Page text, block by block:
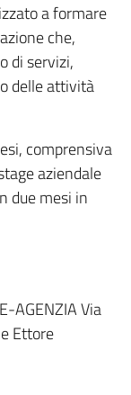
a formare
che,
di servizi,
delle attività
comprensiva
aziendale
due mesi in
AGENZIA Via
Ettore